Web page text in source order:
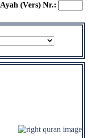
Ayah (Vers) Nr.: